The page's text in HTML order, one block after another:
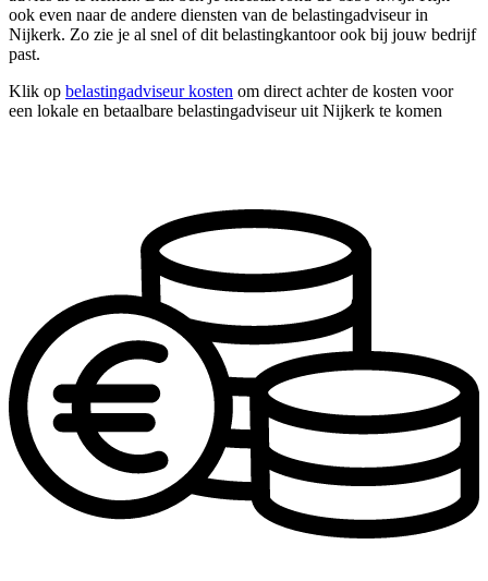
ook even naar de andere diensten van de belastingadviseur in
Nijkerk. Zo zie je al snel of dit belastingkantoor ook bij jouw bedrijf
past.
Klik op belastingadviseur kosten om direct achter de kosten voor
een lokale en betaalbare belastingadviseur uit Nijkerk te komen